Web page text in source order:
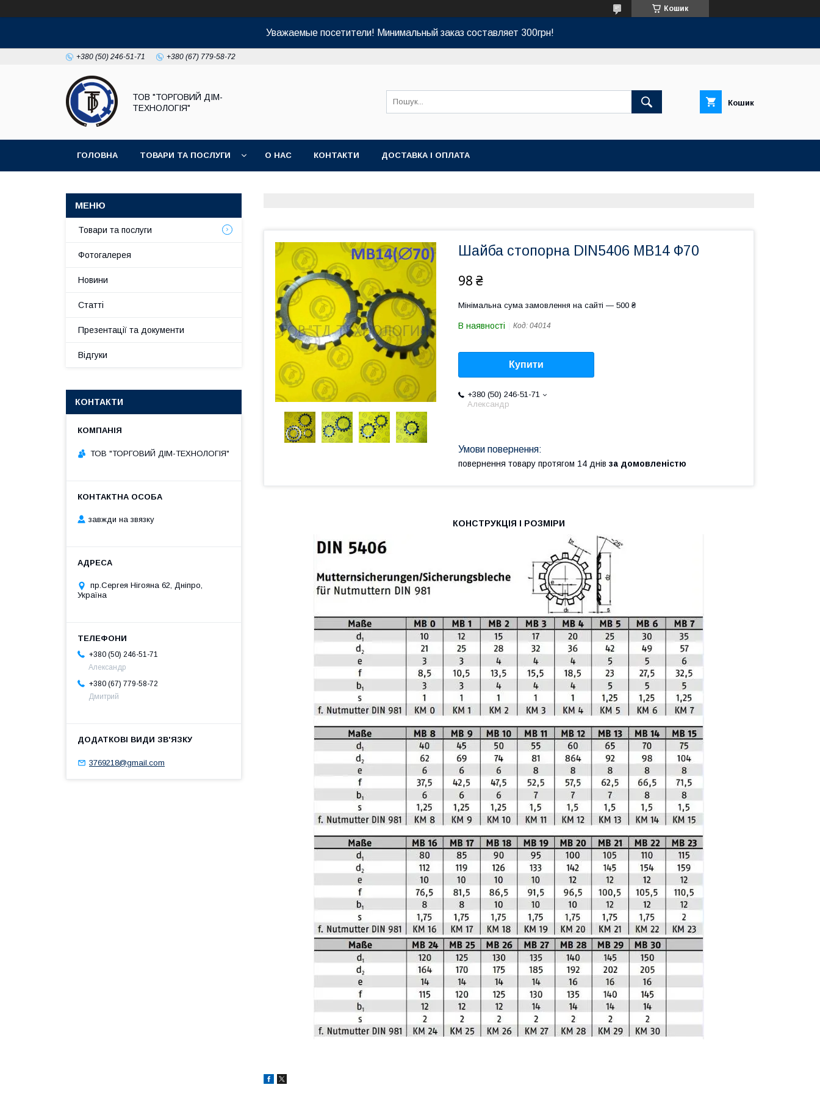
Кошик
Уважаемые посетители! Минимальный заказ составляет 300грн!
+380 (50) 246-51-71 +380 (67) 779-58-72
ТОВ "ТОРГОВИЙ ДІМ-
ТЕХНОЛОГІЯ"
Кошик
ГОЛОВНА ТОВАРИ ТА ПОСЛУГИ О НАС КОНТАКТИ ДОСТАВКА І ОПЛАТА
Шайба стопорна DIN5406 MB14 Ф70
98 ₴
Мінімальна сума замовлення на сайті — 500 ₴
В наявності Код: 04014
Купити
+380 (50) 246-51-71
Александр
повернення товару протягом 14 днів за домовленістю
КОНСТРУКЦІЯ І РОЗМІРИ
Товари та послуги
Фотогалерея
Новини
Статті
Презентації та документи
Відгуки
КОНТАКТИ
ТОВ "ТОРГОВИЙ ДІМ-ТЕХНОЛОГІЯ"
завжди на звязку
пр.Сергея Нігояна 62, Дніпро,
Україна
+380 (50) 246-51-71
Александр
+380 (67) 779-58-72
Дмитрий
3769218@gmail.com